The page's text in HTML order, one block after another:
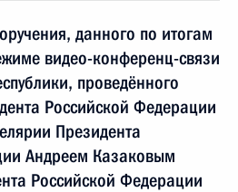
данного по итогам
видео-конференц-связи
проведённого
Российской Федерации
Президента
Андреем Казаковым
Российской Федерации